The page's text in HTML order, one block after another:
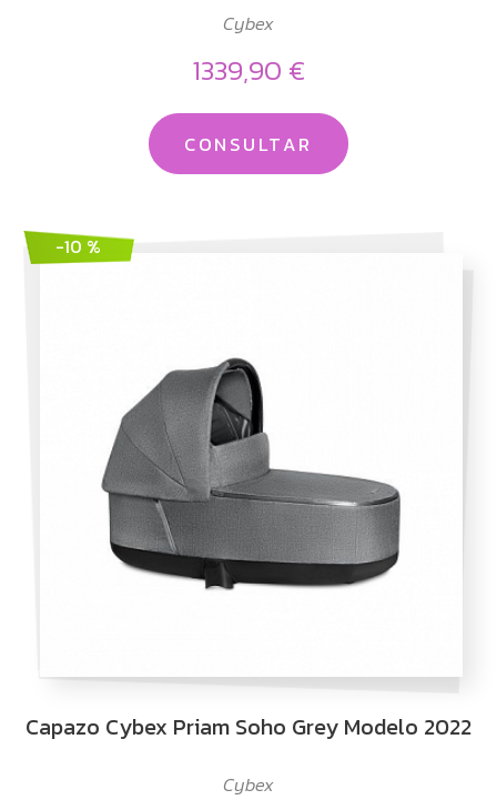
Cybex
1339,90 €
CONSULTAR
Capazo Cybex Priam Soho Grey Modelo 2022
Cybex
-10 %